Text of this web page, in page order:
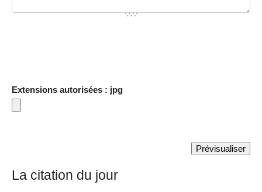
Extensions autorisées : jpg
La citation du jour